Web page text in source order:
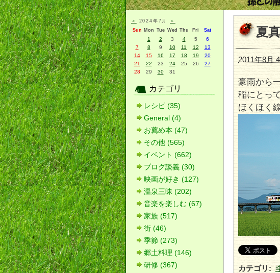
夏
2011年8月
豪雨から
稲にとっ
ほくほく
カテゴリ :
＜ 2024年7月
＞
Sun Mon Tue Wed Thu Fri Sat
1 2 3 4 5
6
7
8 9 10 11 12
13
14
15 16 17 18 19
20
21
22 23 24 25 26
27
28
29 30 31
カテゴリ
レシピ (35)
General (4)
お薦め本 (47)
その他 (565)
イベント (662)
ブログ談義 (30)
映画が好き (127)
温泉三昧 (202)
音楽を楽しむ (67)
家族 (517)
街 (46)
季節 (273)
郷土料理 (146)
研修 (367)